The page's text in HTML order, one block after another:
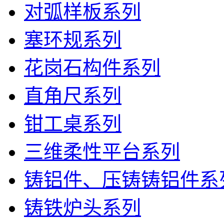
对弧样板系列
塞环规系列
花岗石构件系列
直角尺系列
钳工桌系列
三维柔性平台系列
铸铝件、压铸铸铝件系
铸铁炉头系列